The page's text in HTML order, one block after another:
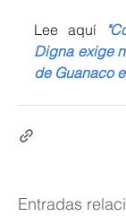
Lee aquí
Digna exige
de Guanaco
Entradas